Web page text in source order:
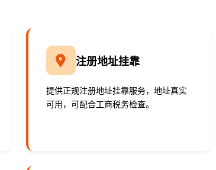
注册地址挂靠
提供正规注册地址挂靠服务，地址真实
可用，可配合工商税务检查。